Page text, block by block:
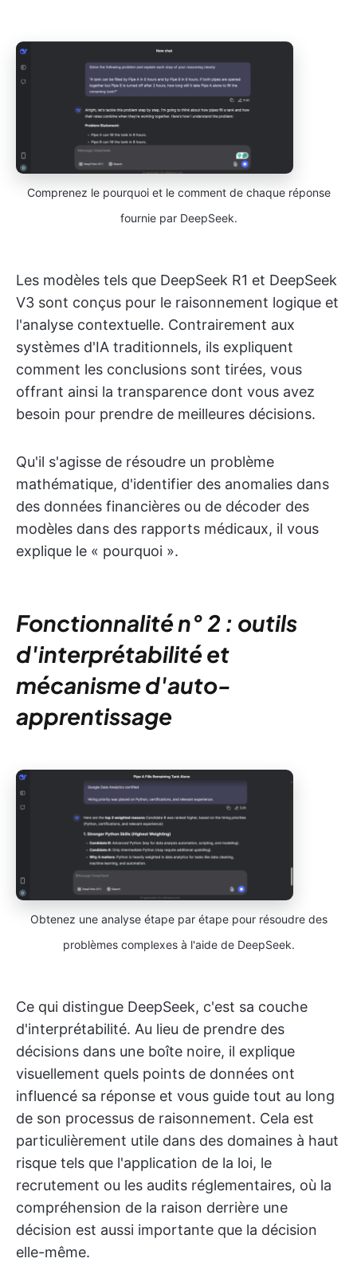
Comprenez le pourquoi et le comment de chaque réponse
fournie par DeepSeek.
Les modèles tels que DeepSeek R1 et DeepSeek
V3 sont conçus pour le raisonnement logique et
l'analyse contextuelle. Contrairement aux
systèmes d'IA traditionnels, ils expliquent
comment les conclusions sont tirées, vous
offrant ainsi la transparence dont vous avez
besoin pour prendre de meilleures décisions.
Qu'il s'agisse de résoudre un problème
mathématique, d'identifier des anomalies dans
des données financières ou de décoder des
modèles dans des rapports médicaux, il vous
explique le « pourquoi ».
Fonctionnalité n° 2 : outils
d'interprétabilité et
mécanisme d'auto-
apprentissage
Obtenez une analyse étape par étape pour résoudre des
problèmes complexes à l'aide de DeepSeek.
Ce qui distingue DeepSeek, c'est sa couche
d'interprétabilité. Au lieu de prendre des
décisions dans une boîte noire, il explique
visuellement quels points de données ont
influencé sa réponse et vous guide tout au long
de son processus de raisonnement. Cela est
particulièrement utile dans des domaines à haut
risque tels que l'application de la loi, le
recrutement ou les audits réglementaires, où la
compréhension de la raison derrière une
décision est aussi importante que la décision
elle-même.